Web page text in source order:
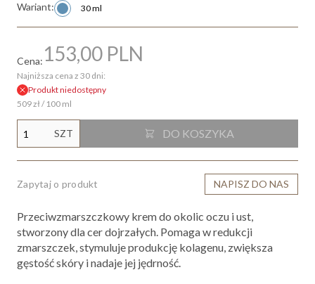
Wariant: 30 ml
Cena: 153,00 PLN
Najniższa cena z 30 dni:
Produkt niedostępny
509 zł / 100 ml
SZT DO KOSZYKA
Zapytaj o produkt NAPISZ DO NAS
Przeciwzmarszczkowy krem do okolic oczu i ust,
stworzony dla cer dojrzałych. Pomaga w redukcji
zmarszczek, stymuluje produkcję kolagenu, zwiększa
gęstość skóry i nadaje jej jędrność.